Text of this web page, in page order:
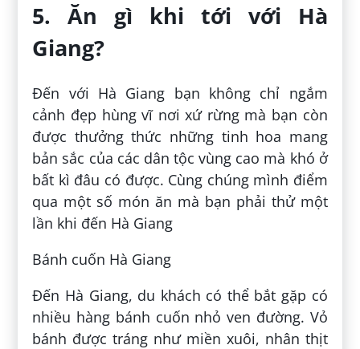
5. Ăn gì khi tới với Hà
Giang?
Đến với Hà Giang bạn không chỉ ngắm
cảnh đẹp hùng vĩ nơi xứ rừng mà bạn còn
được thưởng thức những tinh hoa mang
bản sắc của các dân tộc vùng cao mà khó ở
bất kì đâu có được. Cùng chúng mình điểm
qua một số món ăn mà bạn phải thử một
lần khi đến Hà Giang
Bánh cuốn Hà Giang
Đến Hà Giang, du khách có thể bắt gặp có
nhiều hàng bánh cuốn nhỏ ven đường. Vỏ
bánh được tráng như miền xuôi, nhân thịt